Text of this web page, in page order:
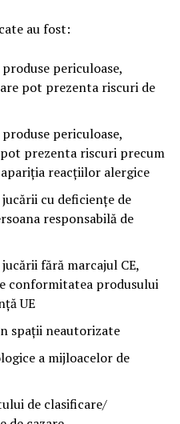
au fost:
periculoase,
pot prezenta riscuri de
periculoase,
prezenta riscuri precum
reacțiilor alergice
cu deficiențe de
responsabilă de
fără marcajul CE,
conformitatea produsului
UE
spații neautorizate
a mijloacelor de
de clasificare/